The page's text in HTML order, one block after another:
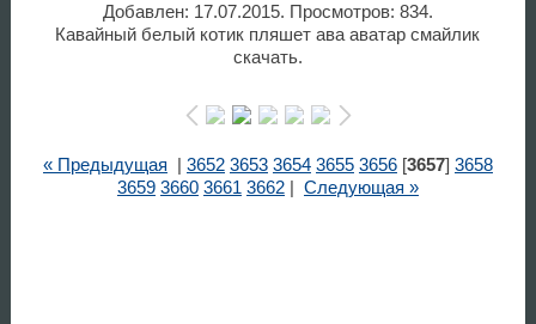
Добавлен: 17.07.2015. Просмотров: 834.
Кавайный белый котик пляшет ава аватар смайлик
скачать.
« Предыдущая 3652 3653 3654 3655 3656[3657] 3658
3659 3660 3661 3662| Следующая »